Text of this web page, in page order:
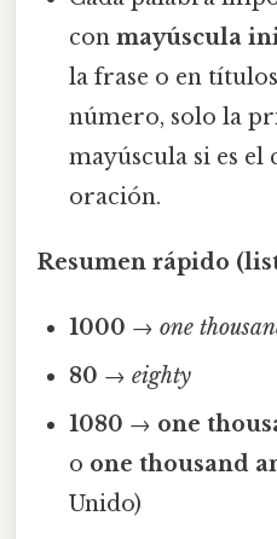
conmayúscula
la frase o en
número, solo la
mayúscula si es el
oración.
Resumen rápido
1000 →one
80 →eighty
1080 → one
o one thousand
Unido)